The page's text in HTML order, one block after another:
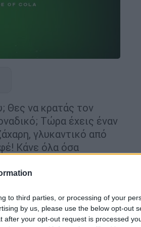
to third parties, or processing of your
by us, please use the below opt-out
after your opt-out request is processed
Θες να κρατάς τον
Τώρα έχεις έναν
γλυκαντικό από
Κάνε όλα όσα
αναζητά
ΗGreen Cola είναι ένα
από το φυτόστέβια
ασπαρτάμη,